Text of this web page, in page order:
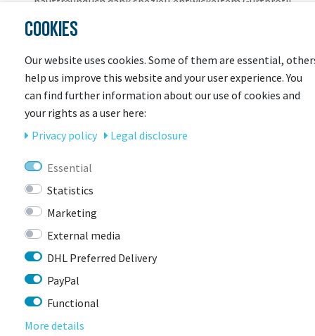
Zoom Ace:
griffigem Verstellrad für individuellen Sitz
AirPort: Aerodynamische Brillen-Halterung mit
Bügelführung
Multi Shell In Mold:
Für sichere Stoßabsorption
Ponytail Kompatibilität:
LAST
COOKIES
Our website uses cookies. Some of them are essential,
help us improve this website and your user experience. You
can find further information about our use of cookies and
your rights as a user here:
Privacy policy
Legal disclosure
Essential
Statistics
Marketing
External media
DHL Preferred Delivery
PayPal
Functional
More details